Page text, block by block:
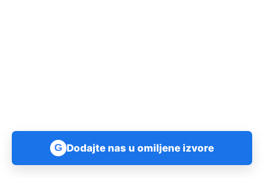
G Dodajte nas u omiljene izvore